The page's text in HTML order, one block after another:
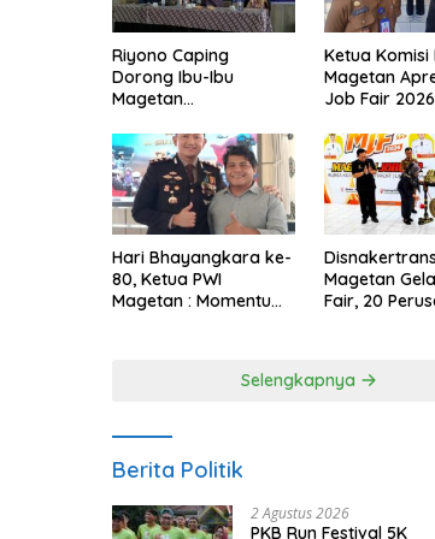
Riyono Caping
Dorong Ibu-Ibu
Magetan
Ikan, Perkuat Budaya
Gemar Makan Ikan
Ketua Komisi
Magetan
Job Fair
Anggaran
Hari Bhayangkara ke-
80, Ketua PWI
Magetan : Momentum
Disnakertrans
Magetan
Fair, 20
Selengkapnya
Berita Politik
2 Agustus 2026
PKB Run Festival 5K